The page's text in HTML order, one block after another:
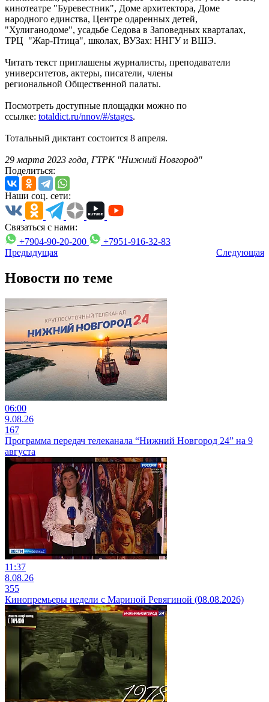
кинотеатре "Буревестник", Доме архитектора, Доме
народного единства, Центре одаренных детей,
"Хулиганодоме", усадьбе Седова в Заповедных кварталах,
ТРЦ "Жар-Птица", школах, ВУЗах: ННГУ и ВШЭ.
Читать текст приглашены журналисты, преподаватели
университетов, актеры, писатели, члены
региональной Общественной палаты.
Посмотреть доступные площадки можно по
ссылке: totaldict.ru/nnov/#/stages.
Тотальный диктант состоится 8 апреля.
29 марта 2023 года, ГТРК "Нижний Новгород"
Поделиться:
Наши соц. сети:
Связаться с нами:
+7904-90-20-200
+7951-916-32-83
Предыдущая
Следующая
Новости по теме
06:00
9.08.26
167
Программа передач телеканала “Нижний Новгород 24” на 9
августа
11:37
8.08.26
355
Кинопремьеры недели с Мариной Ревягиной (08.08.2026)